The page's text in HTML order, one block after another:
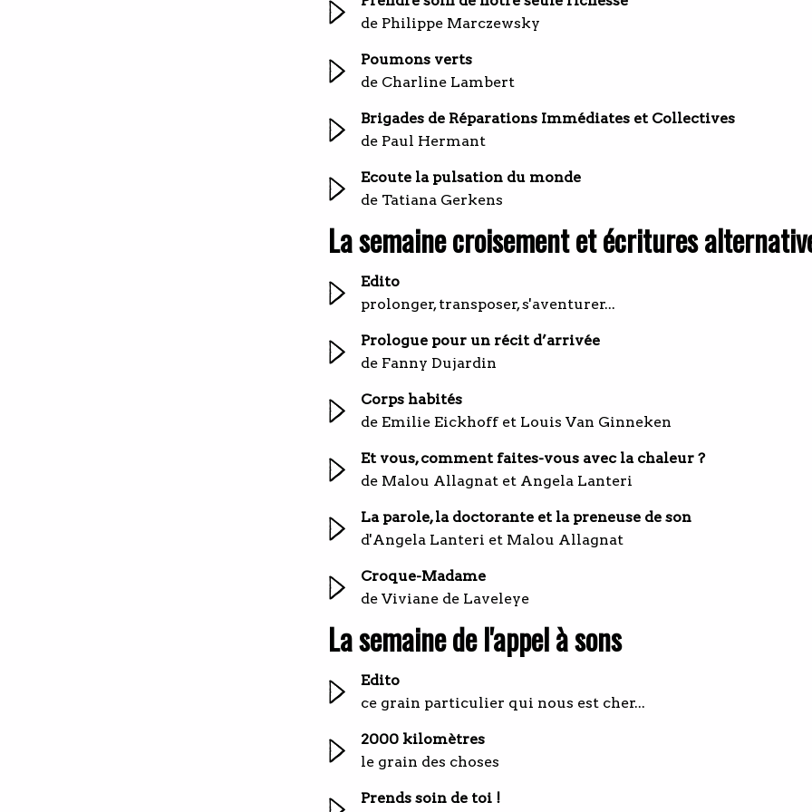
de Philippe Marczewsky
Poumons verts
de Charline Lambert
Brigades de Réparations Immédiates et Collectives
de Paul Hermant
Ecoute la pulsation du monde
de Tatiana Gerkens
La semaine croisement et écritures
Edito
prolonger, transposer, s'aventurer...
Prologue pour un récit d’arrivée
de Fanny Dujardin
Corps habités
de Emilie Eickhoff et Louis Van Ginneken
Et vous, comment faites-vous avec la chaleur ?
de Malou Allagnat et Angela Lanteri
La parole, la doctorante et la preneuse de son
d'Angela Lanteri et Malou Allagnat
Croque-Madame
de Viviane de Laveleye
La semaine de l'appel à sons
Edito
ce grain particulier qui nous est cher...
2000 kilomètres
le grain des choses
Prends soin de toi !